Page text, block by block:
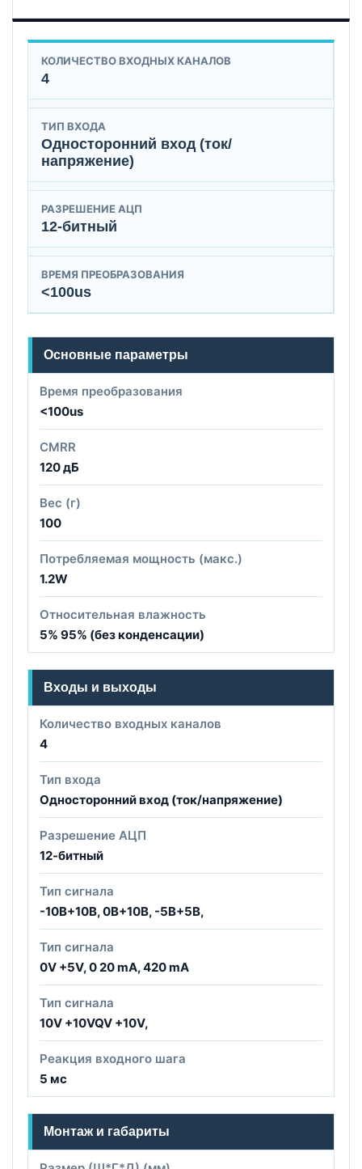
КОЛИЧЕСТВО ВХОДНЫХ КАНАЛОВ
4
ТИП ВХОДА
Односторонний вход (ток/
напряжение)
РАЗРЕШЕНИЕ АЦП
12-битный
ВРЕМЯ ПРЕОБРАЗОВАНИЯ
<100us
Основные параметры
Время преобразования
<100us
CMRR
120 дБ
Вес (г)
100
Потребляемая мощность (макс.)
1.2W
Относительная влажность
5% 95% (без конденсации)
Входы и выходы
Количество входных каналов
4
Тип входа
Односторонний вход (ток/напряжение)
Разрешение АЦП
12-битный
Тип сигнала
-10В+10В, 0В+10В, -5В+5В,
Тип сигнала
0V +5V, 0 20 mA, 420 mA
Тип сигнала
10V +10VQV +10V,
Реакция входного шага
5 мс
Монтаж и габариты